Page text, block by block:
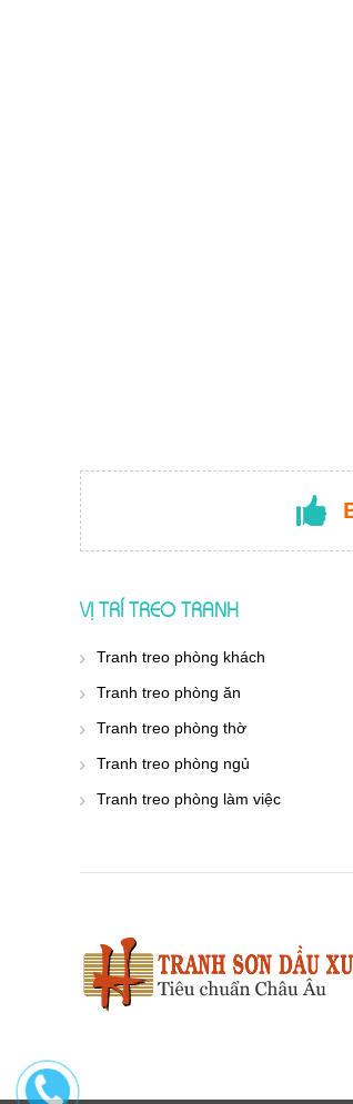
VỊ TRÍ TREO TRANH
Tranh treo phòng khách
Tranh treo phòng ăn
Tranh treo phòng thờ
Tranh treo phòng ngủ
Tranh treo phòng làm việc